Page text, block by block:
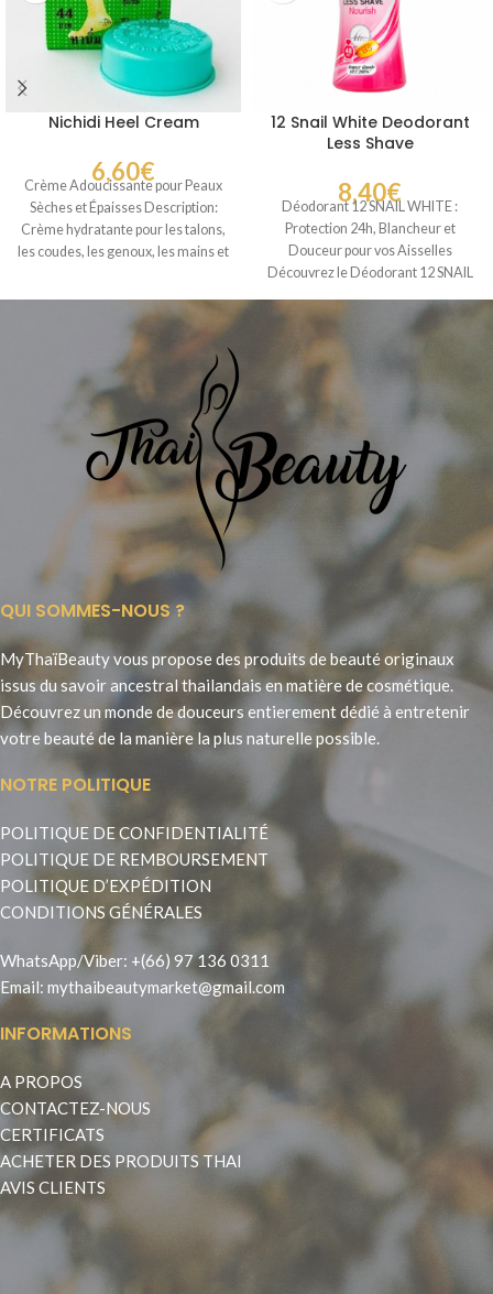
Nichidi Heel Cream
6,60€
Crème Adoucissante pour Peaux
Sèches et Épaisses Description:
Crème hydratante pour les talons,
les coudes, les genoux, les mains et
12 Snail White Deodorant
Less Shave
8,40€
Déodorant 12 SNAIL WHITE :
Protection 24h, Blancheur et
Douceur pour vos Aisselles
Découvrez le Déodorant 12 SNAIL
QUI SOMMES-NOUS ?
MyThaïBeauty vous propose des produits de beauté originaux
issus du savoir ancestral thailandais en matière de cosmétique.
Découvrez un monde de douceurs entierement dédié à entretenir
votre beauté de la manière la plus naturelle possible.
NOTRE POLITIQUE
POLITIQUE DE CONFIDENTIALITÉ
POLITIQUE DE REMBOURSEMENT
POLITIQUE D’EXPÉDITION
CONDITIONS GÉNÉRALES
WhatsApp/Viber: +(66) 97 136 0311
Email: mythaibeautymarket@gmail.com
INFORMATIONS
A PROPOS
CONTACTEZ-NOUS
CERTIFICATS
ACHETER DES PRODUITS THAI
AVIS CLIENTS